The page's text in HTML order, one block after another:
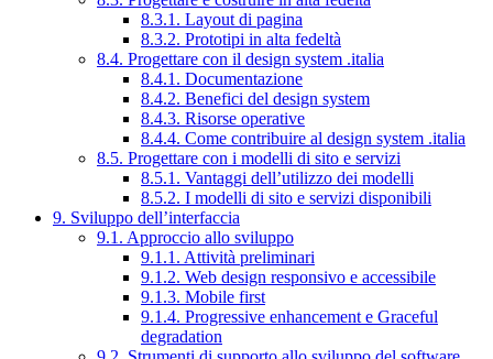
8.3.1. Layout di pagina
8.3.2. Prototipi in alta fedeltà
8.4. Progettare con il design system .italia
8.4.1. Documentazione
8.4.2. Benefici del design system
8.4.3. Risorse operative
8.4.4. Come contribuire al design system .italia
8.5. Progettare con i modelli di sito e servizi
8.5.1. Vantaggi dell’utilizzo dei modelli
8.5.2. I modelli di sito e servizi disponibili
9. Sviluppo dell’interfaccia
9.1. Approccio allo sviluppo
9.1.1. Attività preliminari
9.1.2. Web design responsivo e accessibile
9.1.3. Mobile first
9.1.4. Progressive enhancement e Graceful
degradation